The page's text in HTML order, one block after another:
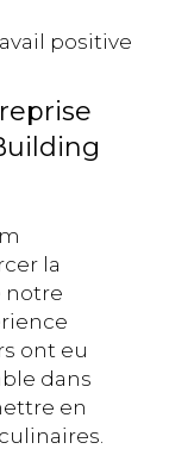
positive
la
notre
ont eu
dans
en